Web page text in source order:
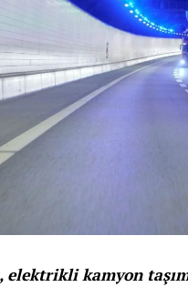
elektrikli kamyon